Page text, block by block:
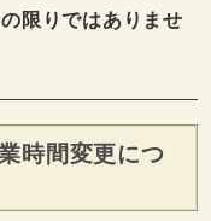
限りではありませ
時間変更につ